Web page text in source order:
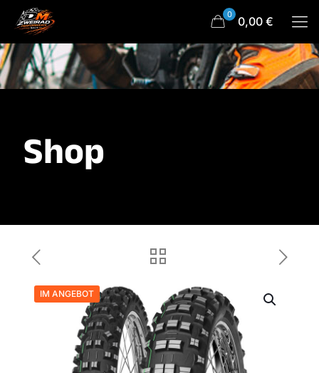
0 0,00 €
Shop
IM ANGEBOT